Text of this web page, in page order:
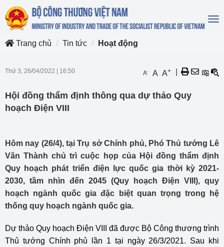
Trang chủ
Tin tức Hoạt động
Thứ 3, 26/04/2022 16:50 A- A A+
Hội đồng thẩm định thông qua dự thảo Quy
hoạch Điện VIII
Hôm nay (26/4), tại Trụ sở Chính phủ, Phó Thủ tướng Lê
Văn Thành chủ trì cuộc họp của Hội đồng thẩm định
Quy hoạch phát triển điện lực quốc gia thời kỳ 2021-
2030, tầm nhìn đến 2045 (Quy hoạch Điện VIII), quy
hoạch ngành quốc gia đặc biệt quan trọng trong hệ
thống quy hoạch ngành quốc gia.
Dự thảo Quy hoạch Điện VIII đã được Bộ Công thương trình
Thủ tướng Chính phủ lần 1 tại ngày 26/3/2021. Sau khi